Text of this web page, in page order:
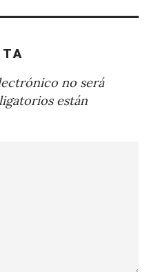
no será
están